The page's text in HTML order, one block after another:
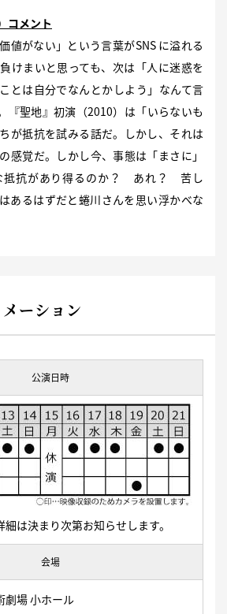
コメント
値がない」という言葉がSNS に溢れる
けまいと思っても、次は「人に迷惑を
とは自分でなんとかしよう」なんて言
『聖地』初演（2010）は「いらないも
が抵抗を試みる話だ。しかし、それは
感覚だ。しかし今、事態は「まさに」
抵抗があり得るのか？ あれ？ 苦し
あるはずだと蜷川さんを思い浮かべな
ーション
公演日時
は決まり次第お知らせします。
会場
劇場 小ホール